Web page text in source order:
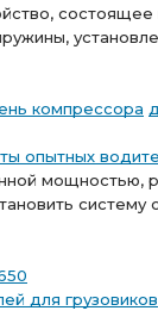
состоящее
компрессора
опытных
для грузовиков